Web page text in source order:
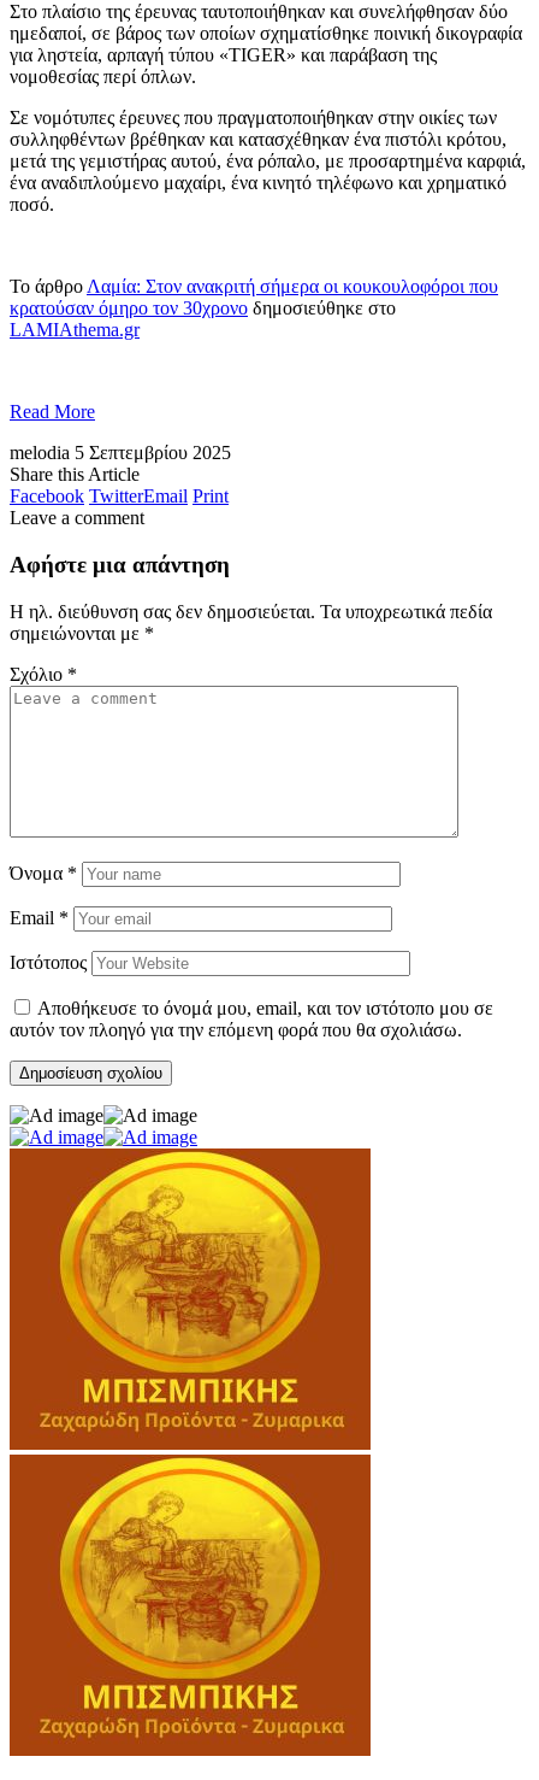
Στο πλαίσιο της έρευνας ταυτοποιήθηκαν και συνελήφθησαν δύο
ημεδαποί, σε βάρος των οποίων σχηματίσθηκε ποινική δικογραφία
για ληστεία, αρπαγή τύπου «TIGER» και παράβαση της
νομοθεσίας περί όπλων.
Σε νομότυπες έρευνες που πραγματοποιήθηκαν στην οικίες των
συλληφθέντων βρέθηκαν και κατασχέθηκαν ένα πιστόλι κρότου,
μετά της γεμιστήρας αυτού, ένα ρόπαλο, με προσαρτημένα καρφιά,
ένα αναδιπλούμενο μαχαίρι, ένα κινητό τηλέφωνο και χρηματικό
ποσό.
Το άρθροΛαμία: Στον ανακριτή σήμερα οι κουκουλοφόροι που
κρατούσαν όμηρο τον 30χρονο δημοσιεύθηκε στο
LAMIAthema.gr
Read More
melodia 5 Σεπτεμβρίου 2025
Share this Article
Facebook TwitterEmail Print
Leave a comment
Αφήστε μια απάντηση
Η ηλ. διεύθυνση σας δεν δημοσιεύεται. Τα υποχρεωτικά πεδία
σημειώνονται με *
Σχόλιο *
Όνομα *
Email *
Ιστότοπος
Αποθήκευσε το όνομά μου, email, και τον ιστότοπο μου σε
αυτόν τον πλοηγό για την επόμενη φορά που θα σχολιάσω.